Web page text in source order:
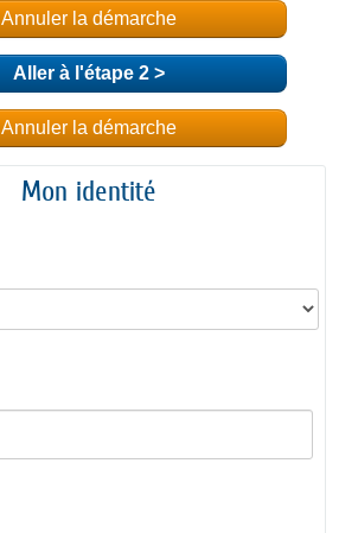
Annuler la démarche
Aller à l'étape 2 >
Annuler la démarche
Mon identité